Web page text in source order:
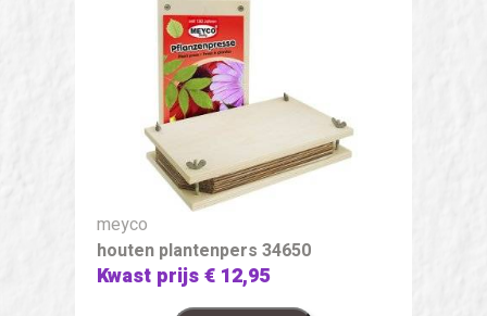
meyco
houten plantenpers 34650
Kwast prijs€ 12,95